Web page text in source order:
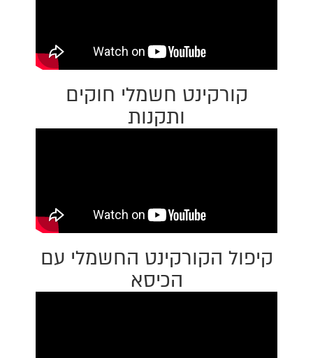
קורקינט חשמלי חוקים
ותקנות
קיפול הקורקינט החשמלי עם
הכיסא